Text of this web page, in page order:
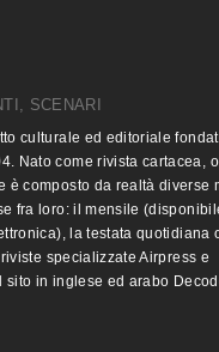
SCENARI
culturale ed editoriale
Nato come rivista cartacea,
è composto da realtà diverse
fra loro: il mensile
la testata quotidiana
specializzate Airpress e
sito in inglese ed arabo